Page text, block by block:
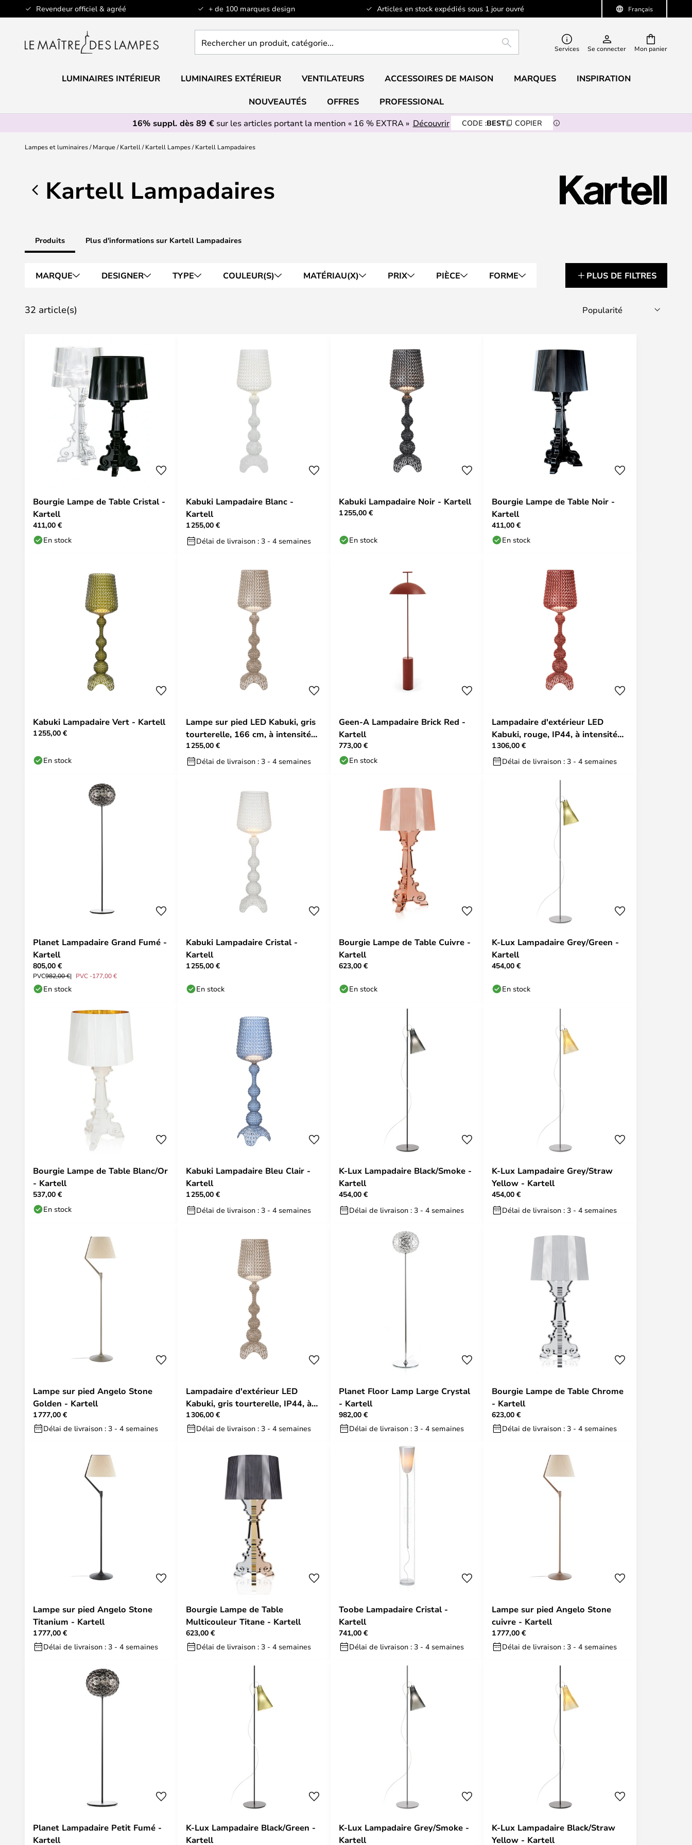
Français
Revendeur officiel & agréé + de 100 marques design Articles en stock expédiés sous 1 jour ouvré
Allez
au
Mon panier
un
catégorie...
RECHERCHERServices Se connecter
LUMINAIRES INTÉRIEUR LUMINAIRES EXTÉRIEUR VENTILATEURS ACCESSOIRES DE MAISON MARQUES INSPIRATION
NOUVEAUTÉS OFFRES
PROFESSIONAL
16% suppl. dès 89 €sur les articles portant la mention « 16 % EXTRA » Découvrir CODE :BEST COPIER
Lampes et luminaires Marque Kartell Kartell Lampes Kartell Lampadaires
Kartell Lampadaires
Produits Plus d'informations sur Kartell Lampadaires
MARQUE DESIGNER TYPE COULEUR(S) MATÉRIAU(X) PRIX PIÈCE FORME PLUS DE FILTRES
32 article(s)
Bourgie Lampe de Table Cristal -
Kartell
411,00 €
En stock
Kabuki Lampadaire Blanc -
Kartell
1 255,00 €
Délai de livraison : 3 - 4 semaines
Kabuki Lampadaire Noir - Kartell
1 255,00 €
En stock
Bourgie Lampe de Table Noir -
Kartell
411,00 €
En stock
Kabuki Lampadaire Vert - Kartell
1 255,00 €
En stock
Lampe sur pied LED Kabuki, gris
tourterelle, 166 cm, à intensité
variable -
1 255,00 €
Délai de livraison : 3 - 4 semaines
Geen-A Lampadaire Brick Red -
Kartell
773,00 €
En stock
Lampadaire d'extérieur LED
Kabuki, rouge, IP44, à intensité
variable - Kartell
1 306,00 €
Délai de livraison : 3 - 4 semaines
Planet Lampadaire Grand Fumé -
Kartell
805,00 €
PVC982,00 € PVC -177,00 €
En stock
Kabuki Lampadaire Cristal -
Kartell
1 255,00 €
En stock
Bourgie Lampe de Table Cuivre -
Kartell
623,00 €
En stock
K-Lux Lampadaire Grey/Green -
Kartell
454,00 €
En stock
Bourgie Lampe de Table Blanc/Or
- Kartell
537,00 €
En stock
Kabuki Lampadaire Bleu Clair -
Kartell
1 255,00 €
Délai de livraison : 3 - 4 semaines
K-Lux Lampadaire Black/Smoke -
Kartell
454,00 €
Délai de livraison : 3 - 4 semaines
K-Lux Lampadaire Grey/Straw
Yellow - Kartell
454,00 €
Délai de livraison : 3 - 4 semaines
Lampe sur pied Angelo Stone
Golden - Kartell
1 777,00 €
Délai de livraison : 3 - 4 semaines
Lampadaire d'extérieur LED
Kabuki, gris tourterelle, IP44, à
intensité variable
1 306,00 €
Délai de livraison : 3 - 4 semaines
Planet Floor Lamp Large Crystal
- Kartell
982,00 €
Délai de livraison : 3 - 4 semaines
Bourgie Lampe de Table Chrome
- Kartell
623,00 €
Délai de livraison : 3 - 4 semaines
Lampe sur pied Angelo Stone
Titanium - Kartell
1 777,00 €
Délai de livraison : 3 - 4 semaines
Bourgie Lampe de Table
Multicouleur Titane - Kartell
623,00 €
Délai de livraison : 3 - 4 semaines
Toobe Lampadaire Cristal -
Kartell
741,00 €
Délai de livraison : 3 - 4 semaines
Lampe sur pied Angelo Stone
cuivre - Kartell
1 777,00 €
Délai de livraison : 3 - 4 semaines
Planet Lampadaire Petit Fumé -
Kartell
K-Lux Lampadaire Black/Green -
Kartell
K-Lux Lampadaire Grey/Smoke -
Kartell
K-Lux Lampadaire Black/Straw
Yellow - Kartell